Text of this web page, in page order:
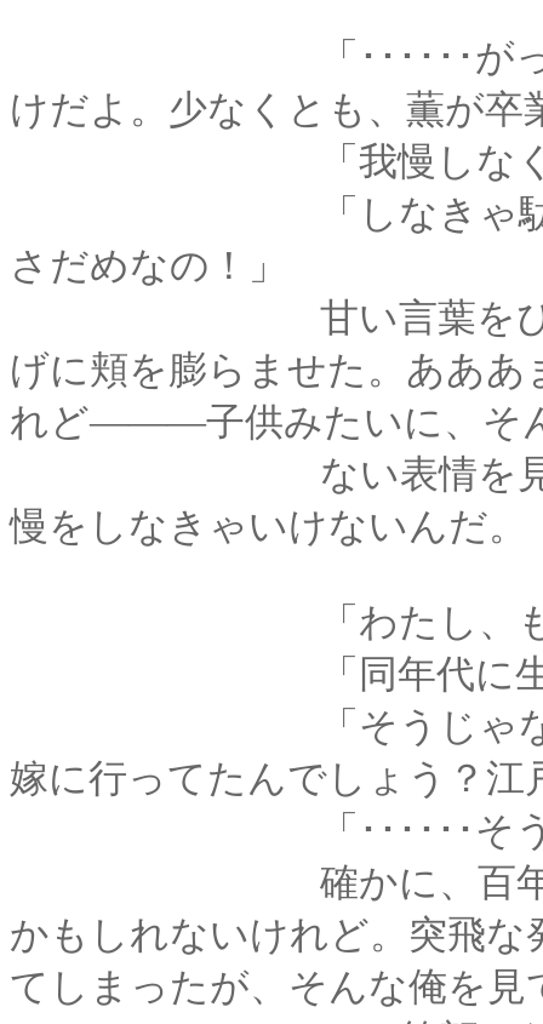
「･･････がっつきた
けだよ。少なくとも、薫が卒
「我慢しなくてい
「しなきゃ駄目なの
さだめなの！」
甘い言葉をぴしゃり
げに頬を膨らませた。ああ
れど―――子供みたいに、そ
ない表情を見せるよ
慢をしなきゃいけないんだ。
「わたし、もっと昔
「同年代に生まれ
「そうじゃなくて、
嫁に行ってたんでしょう？江
「･･････そうい
確かに、百年くらい
かもしれないけれど。突飛
てしまったが、そんな俺を見